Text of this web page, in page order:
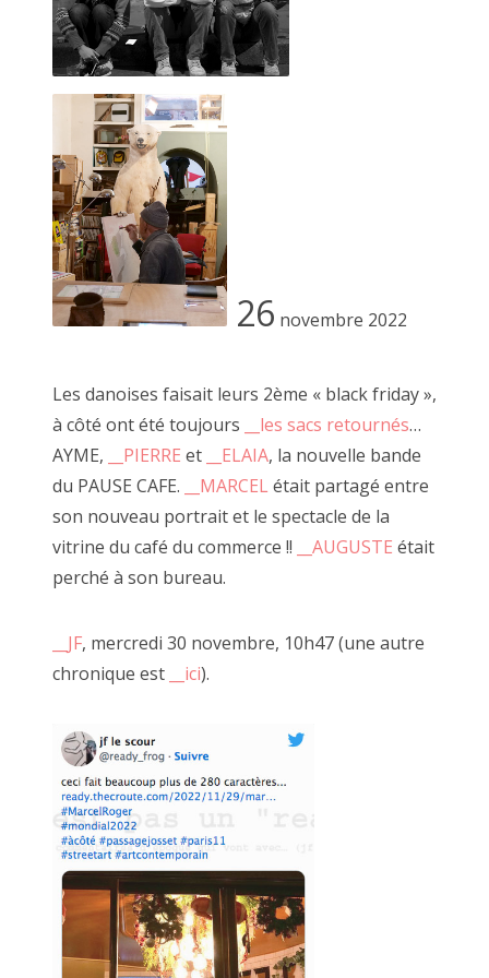
2023 novembre
2023 octobre
2023 septembre
2023 juillet
2023 août
2023 juin
2023 mai
2023 avril
2023 février
2023 janvier
2022 décembre
2022 août
2022 juillet
2022 juin
2022 mai
2022 avril
2022 mars
26 novembre 2022
Les danoises faisait leurs 2ème « black friday »,
à côté ont été toujours
__les sacs retournés…
AYME,
__PIERRE et __ELAIA, la nouvelle bande
du PAUSE CAFE.
__MARCEL était partagé entre
son nouveau portrait et le spectacle de la
vitrine du café du commerce !!
__AUGUSTE était
perché à son bureau.
__JF, mercredi 30 novembre, 10h47 (une autre
chronique est
__ici).
1er décembre 2010, place Vendôme